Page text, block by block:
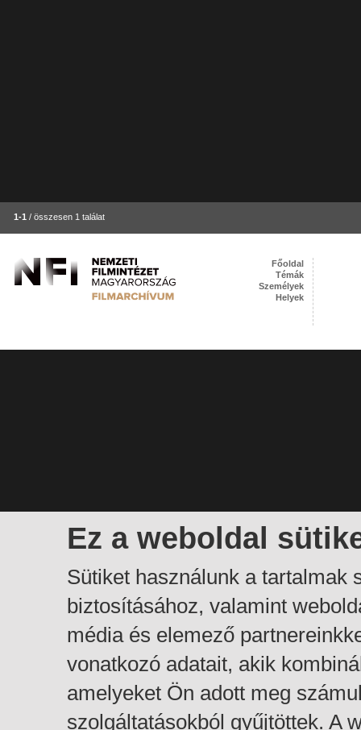
1-1 / összesen 1 találat
Ez a weboldal
Sütiket használunk a tartalmak
biztosításához, valamint
média és elemező
vonatkozó adatait, akik
amelyeket Ön adott meg
szolgáltatásokból gyűjtöttek. A
Főoldal
Témák
Személyek
Helyek